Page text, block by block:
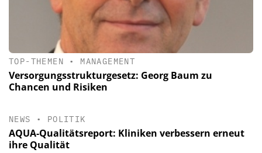
TOP-THEMEN • MANAGEMENT
Versorgungsstrukturgesetz: Georg Baum zu
Chancen und Risiken
NEWS • POLITIK
AQUA-Qualitätsreport: Kliniken verbessern erneut
ihre Qualität